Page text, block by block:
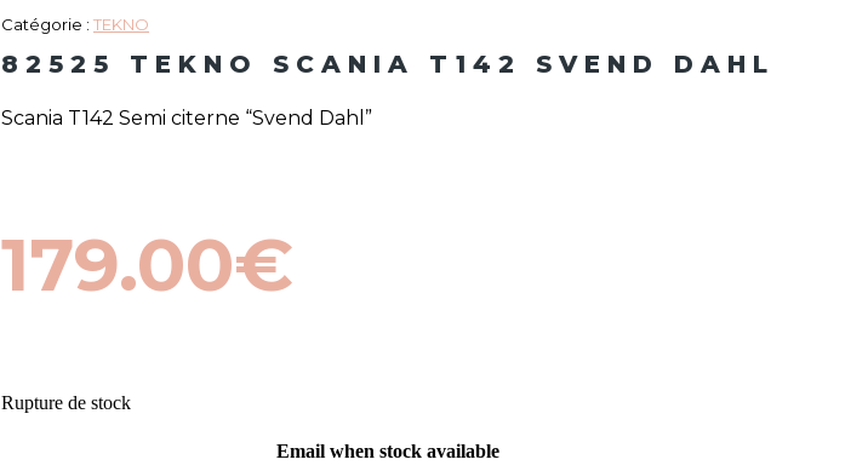
Catégorie : TEKNO
82525 TEKNO SCANIA T142 SVEND DAHL
Scania T142 Semi citerne “Svend Dahl”
179.00€
Rupture de stock
Email when stock available